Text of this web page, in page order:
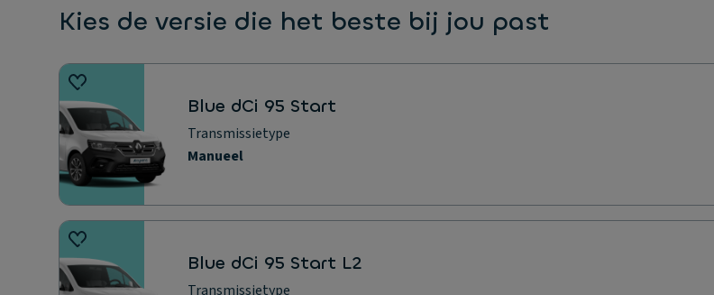
Kies de versie die het beste bij jou past
Blue dCi 95 Start
Transmissietype
Manueel
Blue dCi 95 Start L2
Transmissietype